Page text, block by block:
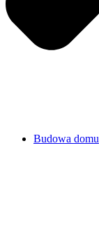
Budowa domu